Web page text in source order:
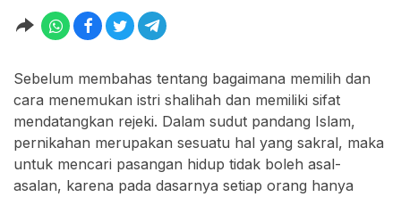
Sebelum membahas tentang bagaimana memilih dan
cara menemukan istri shalihah dan memiliki sifat
mendatangkan rejeki. Dalam sudut pandang Islam,
pernikahan merupakan sesuatu hal yang sakral, maka
untuk mencari pasangan hidup tidak boleh asal-
asalan, karena pada dasarnya setiap orang hanya